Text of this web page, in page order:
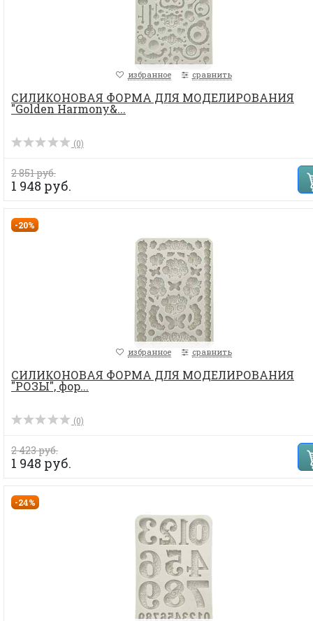
избранное сравнить
СИЛИКОНОВАЯ ФОРМА ДЛЯ МОДЕЛИРОВАНИЯ
"Golden Harmony&...
(0)
2 851 руб.
1 948 руб.
-20%
избранное сравнить
СИЛИКОНОВАЯ ФОРМА ДЛЯ МОДЕЛИРОВАНИЯ
"РОЗЫ", фор...
(0)
2 423 руб.
1 948 руб.
-24%